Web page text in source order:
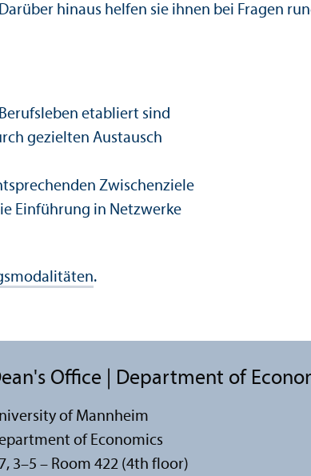
hinaus helfen sie ihnen bei Fragen
etabliert sind
gezielten Austausch
Zwischenziele
Einführung in Netzwerke
.
Office | Department of
of Mannheim
of Economics
3–5 – Room 422 (4th floor)